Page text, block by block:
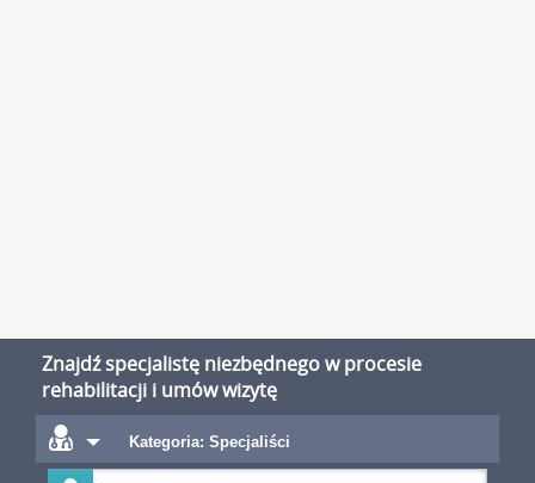
Znajdź specjalistę niezbędnego w procesie
rehabilitacji i umów wizytę
Kategoria: Specjaliści